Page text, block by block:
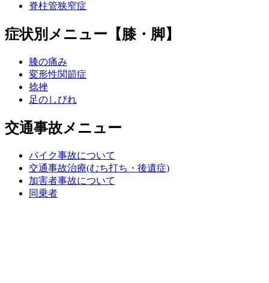
脊柱管狭窄症
症状別メニュー【膝・脚】
膝の痛み
変形性関節症
捻挫
足のしびれ
交通事故メニュー
バイク事故について
交通事故治療(むち打ち・後遺症)
加害者事故について
同乗者